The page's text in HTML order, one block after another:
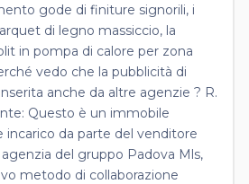
gode di finiture signorili, i
di legno massiccio, la
in pompa di calore per zona
vedo che la pubblicità di
anche da altre agenzie ? R.
Questo è un immobile
incarico da parte del venditore
del gruppo Padova Mls,
metodo di collaborazione